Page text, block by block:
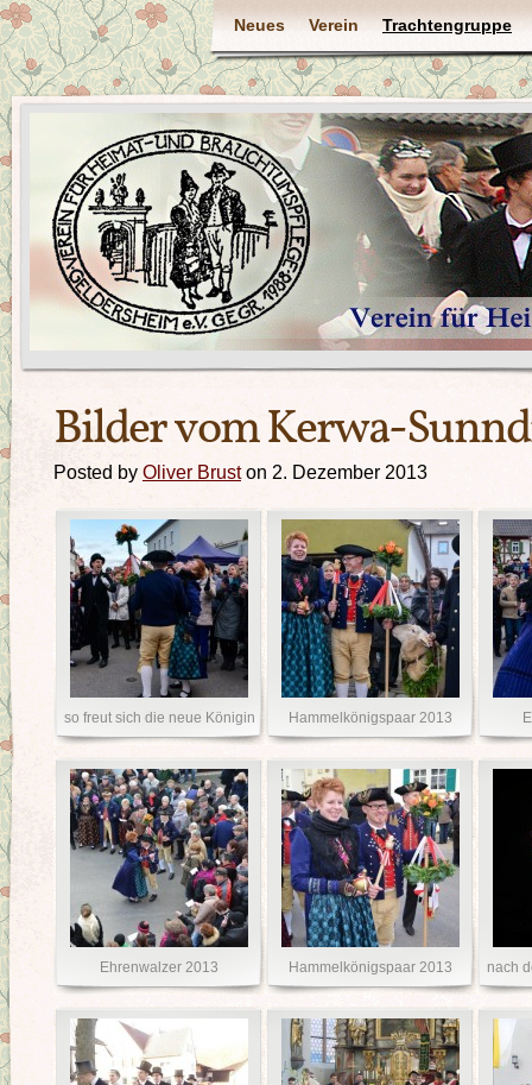
Neues Verein Trachtengruppe
Bilder vom Kerwa-
Posted by Oliver Bruston 2. Dezember 2013
so freut sich die neue Königin Hammelkönigspaar 2013
Ehrenwalzer 2013 Hammelkönigspaar 2013 nach